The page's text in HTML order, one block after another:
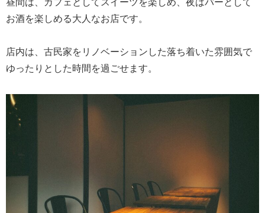
お酒を楽しめる大人なお店です。
店内は、古民家をリノベーションした落ち着いた雰囲気で
ゆったりとした時間を過ごせます。